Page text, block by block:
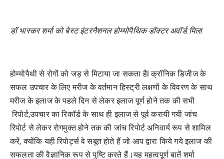
डॉ भास्कर शर्मा को बेस्ट इंटरनैशनल होम्योपैथिक डॉक्टर अवॉर्ड मिला
होम्योपैथी से रोगों को जड़ से मिटाया जा सकता हैl क्रॉनिक डिजीज के
सफल उपचार के लिए मरीज के वर्तमान हिस्ट्री लक्षणों के विवरण के साथ
मरीज के इलाज के पहले दिन से लेकर इलाज पूर्ण होने तक की सभी
रिपोर्ट,उपचार का रिकॉर्ड के साथ ही इलाज से पूर्व करायी गयी जांच
रिपोर्ट से लेकर रोगमुक्‍त होने तक की जांच रिपोर्ट अनिवार्य रूप से शामिल
करें, क्‍योंकि यही रिपोर्ट्स वे सबूत होते हैं जो आप द्वारा किये गये इलाज की
सफलता की वैज्ञानिक रूप से पुष्टि करते हैं।यह महत्‍वपूर्ण बातें शर्मा